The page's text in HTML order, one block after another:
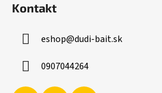
Kontakt
eshop@dudi-bait.sk
0907044264